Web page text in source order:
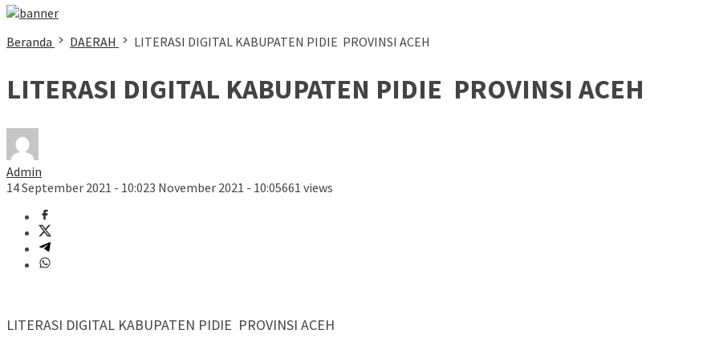
Beranda DAERAH LITERASI DIGITAL KABUPATEN PIDIE PROVINSI ACEH
LITERASI DIGITAL KABUPATEN PIDIE PROVINSI ACEH
Admin
14 September 2021 - 10:023 November 2021 - 10:05661 views
LITERASI DIGITAL KABUPATEN PIDIE PROVINSI ACEH